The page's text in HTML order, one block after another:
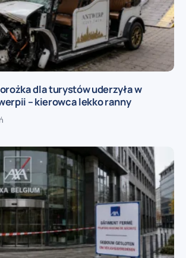
dla turystów uderzyła w
– kierowca lekko ranny